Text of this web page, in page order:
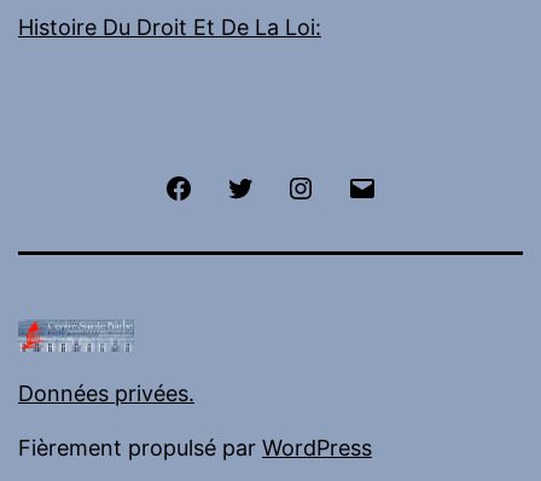
Histoire Du Droit Et De La Loi:
FacebookTwitter Instagram
Données privées.
Fièrement propulsé par WordPress